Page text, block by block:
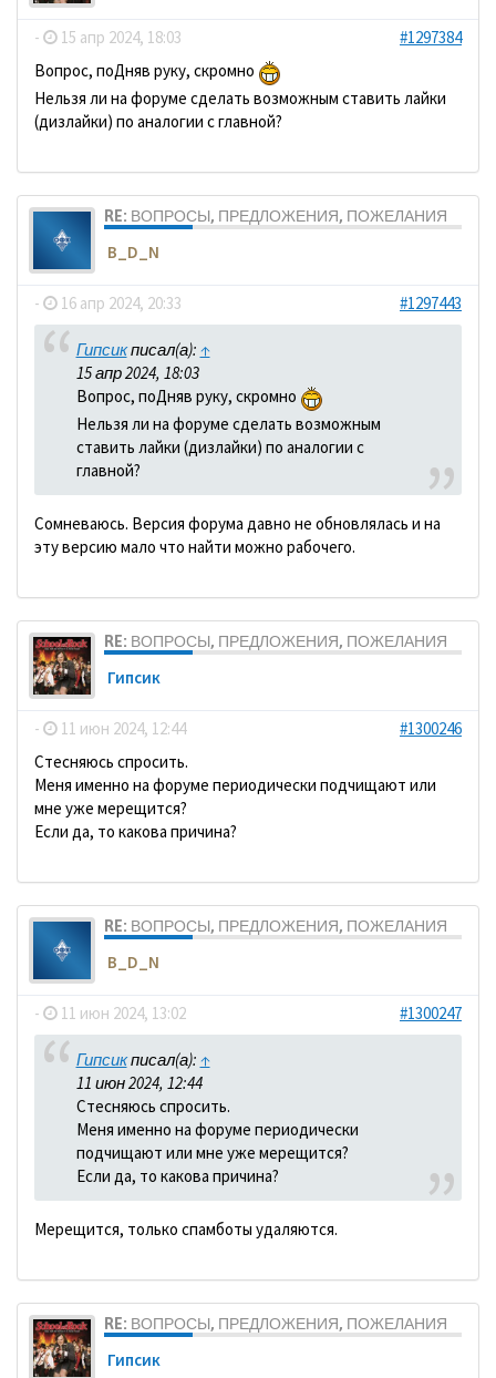
- 15 апр 2024, 18:03
#1297384
Вопрос, поДняв руку, скромно
Нельзя ли на форуме сделать возможным ставить лайки
(дизлайки) по аналогии с главной?
RE: ВОПРОСЫ, ПРЕДЛОЖЕНИЯ, ПОЖЕЛАНИЯ
B_D_N
- 16 апр 2024, 20:33 #1297443
Гипсикписал(а): ↑
15 апр 2024, 18:03
Вопрос, поДняв руку, скромно
Нельзя ли на форуме сделать возможным
ставить лайки (дизлайки) по аналогии с
главной?
Сомневаюсь. Версия форума давно не обновлялась и на
эту версию мало что найти можно рабочего.
RE: ВОПРОСЫ, ПРЕДЛОЖЕНИЯ, ПОЖЕЛАНИЯ
Гипсик
- 11 июн 2024, 12:44
#1300246
Стесняюсь спросить.
Меня именно на форуме периодически подчищают или
мне уже мерещится?
Если да, то какова причина?
RE: ВОПРОСЫ, ПРЕДЛОЖЕНИЯ, ПОЖЕЛАНИЯ
B_D_N
- 11 июн 2024, 13:02 #1300247
Гипсикписал(а): ↑
11 июн 2024, 12:44
Стесняюсь спросить.
Меня именно на форуме периодически
подчищают или мне уже мерещится?
Если да, то какова причина?
Мерещится, только спамботы удаляются.
RE: ВОПРОСЫ, ПРЕДЛОЖЕНИЯ, ПОЖЕЛАНИЯ
Гипсик